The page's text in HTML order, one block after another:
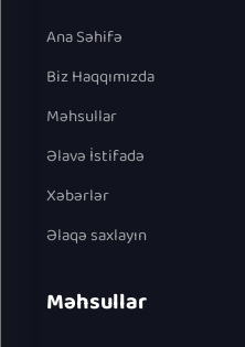
Ana Səhifə
Biz Haqqımızda
Məhsullar
Əlavə İstifadə
Xəbərlər
Əlaqə saxlayın
Məhsullar